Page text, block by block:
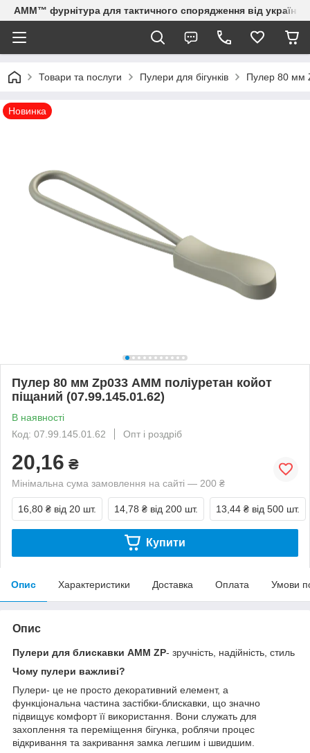
AMM™ фурнітура для тактичного спорядження від
Товари та послуги Пулери для бігунків Пулер 80 мм
Новинка
Пулер 80 мм Zp033 АММ поліуретан койот
піщаний (07.99.145.01.62)
В наявності
Код: 07.99.145.01.62
Опт і роздріб
20,16 ₴
Мінімальна сума замовлення на сайті — 200 ₴
16,80 ₴ від 20 шт. 14,78 ₴ від 200 шт. 13,44 ₴ від 500 шт.
Купити
Опис Характеристики Доставка Оплата Умови
Опис
Пулери для блискавки AMM ZP- зручність, надійність, стиль
Чому пулери важливі?
Пулери- це не просто декоративний елемент, а
функціональна частина застібки-блискавки, що значно
підвищує комфорт її використання. Вони служать для
захоплення та переміщення бігунка, роблячи процес
відкривання та закривання замка легшим і швидшим.